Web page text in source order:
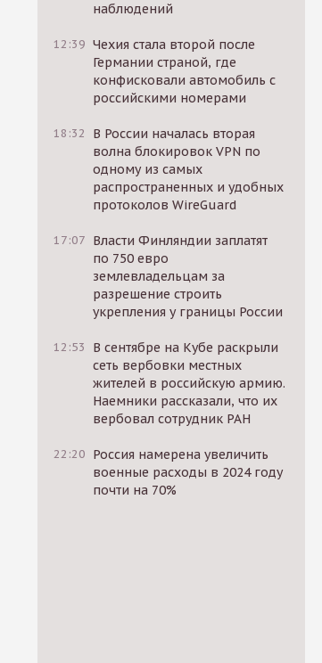
наблюдений
12:39 Чехия стала второй после
Германии страной, где
конфисковали автомобиль с
российскими номерами
18:32
В России началась вторая
волна блокировок VPN по
одному из самых
распространенных и удобных
протоколов WireGuard
17:07 Власти Финляндии заплатят
по 750 евро
землевладельцам за
разрешение строить
укрепления у границы России
12:53
В сентябре на Кубе раскрыли
сеть вербовки местных
жителей в российскую армию.
Наемники рассказали, что их
вербовал сотрудник РАН
22:20 Россия намерена увеличить
военные расходы в 2024 году
почти на 70%